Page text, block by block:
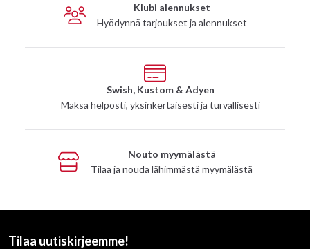
Klubi alennukset
Hyödynnä tarjoukset ja alennukset
Swish, Kustom & Adyen
Maksa helposti, yksinkertaisesti ja turvallisesti
Nouto myymälästä
Tilaa ja nouda lähimmästä myymälästä
Tilaa uutiskirjeemme!